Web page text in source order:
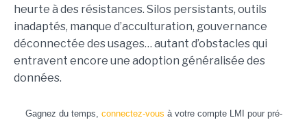
heurte à des résistances. Silos persistants, outils
inadaptés, manque d’acculturation, gouvernance
déconnectée des usages… autant d’obstacles qui
entravent encore une adoption généralisée des
données.
Gagnez du temps, connectez-vous à votre compte LMI pour pré-